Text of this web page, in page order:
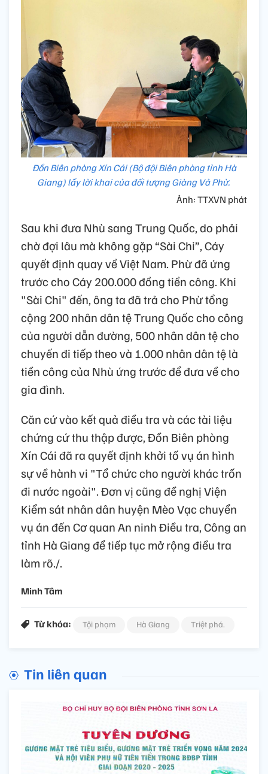
Đồn Biên phòng Xín Cái (Bộ đội Biên phòng tỉnh Hà
Giang) lấy lời khai của đối tượng Giàng Vả Phừ.
Ảnh: TTXVN phát
Sau khi đưa Nhù sang Trung Quốc, do phải
chờ đợi lâu mà không gặp “Sài Chi”, Cáy
quyết định quay về Việt Nam. Phừ đã ứng
trước cho Cáy 200.000 đồng tiền công. Khi
"Sài Chi" đến, ông ta đã trả cho Phừ tổng
cộng 200 nhân dân tệ Trung Quốc cho công
của người dẫn đường, 500 nhân dân tệ cho
chuyến đi tiếp theo và 1.000 nhân dân tệ là
tiền công của Nhù ứng trước để đưa về cho
gia đình.
Căn cứ vào kết quả điều tra và các tài liệu
chứng cứ thu thập được, Đồn Biên phòng
Xín Cái đã ra quyết định khởi tố vụ án hình
sự về hành vi "Tổ chức cho người khác trốn
đi nước ngoài". Đơn vị cũng đề nghị Viện
Kiểm sát nhân dân huyện Mèo Vạc chuyển
vụ án đến Cơ quan An ninh Điều tra, Công an
tỉnh Hà Giang để tiếp tục mở rộng điều tra
làm rõ./.
Minh Tâm
Từ khóa: Tội phạm Hà Giang Triệt phá.
Tin liên quan